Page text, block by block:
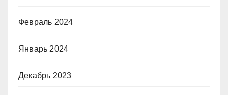
Февраль 2024
Январь 2024
Декабрь 2023